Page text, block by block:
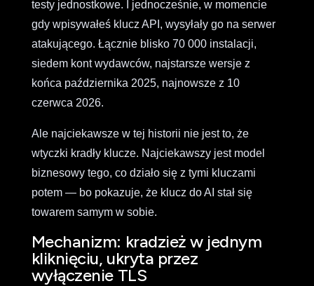
testy jednostkowe. I jednocześnie, w momencie
gdy wpisywałeś klucz API, wysyłały go na serwer
atakującego. Łącznie blisko 70 000 instalacji,
siedem kont wydawców, najstarsze wersje z
końca października 2025, najnowsze z 10
czerwca 2026.
Ale najciekawsze w tej historii nie jest to, że
wtyczki kradły klucze. Najciekawszy jest model
biznesowy tego, co działo się z tymi kluczami
potem — bo pokazuje, że klucz do AI stał się
towarem samym w sobie.
Mechanizm: kradzież w jednym
kliknięciu, ukryta przez
wyłączenie TLS